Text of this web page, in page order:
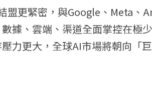
盟更緊密，與Google、Meta、
據、雲端、渠道全面掌控在極
力更大，全球AI市場將朝向「